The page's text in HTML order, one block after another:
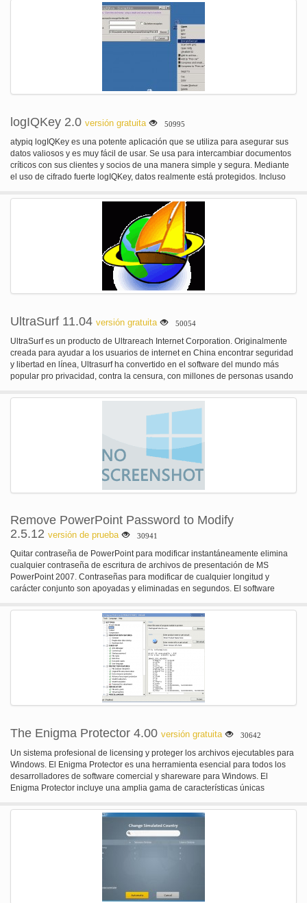
web y la ingeniería social.
logIQKey 2.0 versión gratuita 50995
atypiq logIQKey es una potente aplicación que se utiliza para asegurar sus
datos valiosos y es muy fácil de usar. Se usa para intercambiar documentos
críticos con sus clientes y socios de una manera simple y segura. Mediante
el uso de cifrado fuerte logIQKey, datos realmente está protegidos. Incluso
luego encypt el archivo zip obtenidos sólo como cualquier otro archivo.
Integrado en el menú contextual de Windows.
UltraSurf 11.04 versión gratuita 50054
UltraSurf es un producto de Ultrareach Internet Corporation. Originalmente
creada para ayudar a los usuarios de internet en China encontrar seguridad
y libertad en línea, Ultrasurf ha convertido en el software del mundo más
popular pro privacidad, contra la censura, con millones de personas usando
Remove PowerPoint Password to Modify
2.5.12 versión de prueba 30941
Quitar contraseña de PowerPoint para modificar instantáneamente elimina
cualquier contraseña de escritura de archivos de presentación de MS
PowerPoint 2007. Contraseñas para modificar de cualquier longitud y
carácter conjunto son apoyadas y eliminadas en segundos. El software
formatos de archivo.
The Enigma Protector 4.00 versión gratuita 30642
Un sistema profesional de licensing y proteger los archivos ejecutables para
Windows. El Enigma Protector es una herramienta esencial para todos los
desarrolladores de software comercial y shareware para Windows. El
Enigma Protector incluye una amplia gama de características únicas
modificación y análisis. Los formatos soportados incluyen casi todos los tipos
de archivos ejecutables de 32 y 64 bits.